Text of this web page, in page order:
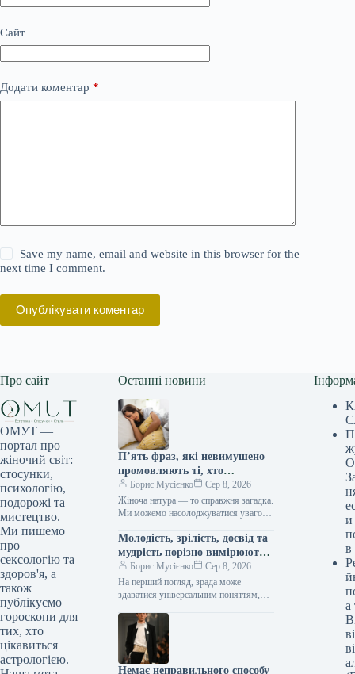
Сайт
Додати коментар *
Save my name, email and website in this browser for the
next time I comment.
Опублікувати коментар
Про сайт
ОМУТ —
портал про
жіночий світ:
стосунки,
психологію,
подорожі та
мистецтво.
Ми пишемо
про
сексологію та
здоров'я, а
також
публікуємо
гороскопи для
тих, хто
цікавиться
астрологією.
Останні новини
П’ять фраз, які невимушено
промовляють ті, хто
закохується мовчки, як шепіт
зірок
Борис Мусієнко
Сер 8, 2026
Жіноча натура — то справжня загадка.
Ми можемо насолоджуватися увагою
проводити час у їхній компанії, й…
Молодість, зрілість, досвід та
мудрість порізно вимірюють
вірність у серцях.
Борис Мусієнко
Сер 8, 2026
На перший погляд, зрада може
здаватися універсальним поняттям,
глибше занурення в нюанси стосунків
між поколіннями виявляє,…
Немає неправильного способу
и
в
а